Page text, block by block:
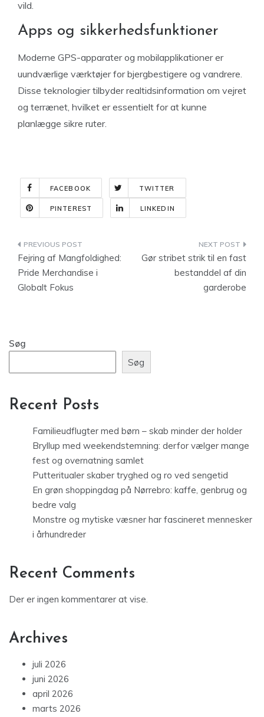
vild.
Apps og sikkerhedsfunktioner
Moderne GPS-apparater og mobilapplikationer er
uundværlige værktøjer for bjergbestigere og vandrere.
Disse teknologier tilbyder realtidsinformation om vejret
og terrænet, hvilket er essentielt for at kunne
planlægge sikre ruter.
FACEBOOK TWITTER
PINTEREST LINKEDIN
Indlægsnavigation
Fejring af Mangfoldighed:
Pride Merchandise i
Globalt Fokus
Gør stribet strik til en fast
bestanddel af din
garderobe
Søg
Søg
Recent Posts
Familieudflugter med børn – skab minder der holder
Bryllup med weekendstemning: derfor vælger mange
fest og overnatning samlet
Putteritualer skaber tryghed og ro ved sengetid
En grøn shoppingdag på Nørrebro: kaffe, genbrug og
bedre valg
Monstre og mytiske væsner har fascineret mennesker
i århundreder
Recent Comments
Der er ingen kommentarer at vise.
Archives
juli 2026
juni 2026
april 2026
marts 2026